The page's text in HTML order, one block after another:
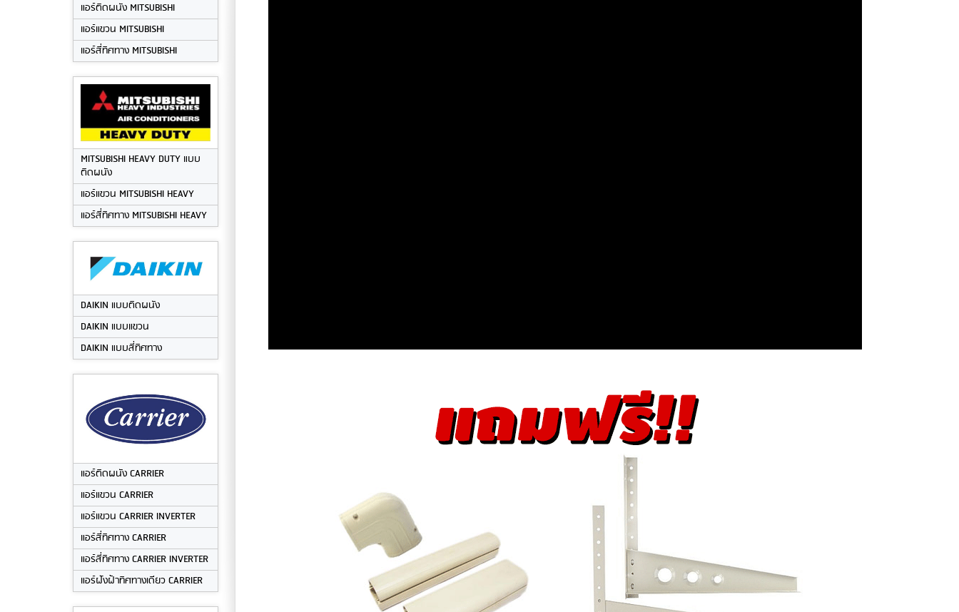
แอร์ติดผนัง MITSUBISHI
แอร์แขวน MITSUBISHI
แอร์สี่ทิศทาง MITSUBISHI
MITSUBISHI HEAVY DUTY แบบ
ติดผนัง
แอร์แขวน MITSUBISHI HEAVY
แอร์สี่ทิศทาง MITSUBISHI HEAVY
DAIKIN แบบติดผนัง
DAIKIN แบบแขวน
DAIKIN แบบสี่ทิศทาง
แอร์ติดผนัง CARRIER
แอร์แขวน CARRIER
แอร์แขวน CARRIER INVERTER
แอร์สี่ทิศทาง CARRIER
แอร์สี่ทิศทาง CARRIER INVERTER
แอร์ฝังฝ้าทิศทางเดียว CARRIER